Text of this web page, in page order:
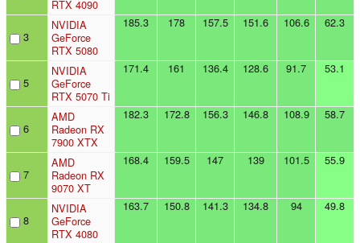
RTX 4090
3
NVIDIA
GeForce
RTX 5080
185.3 178 157.5 151.6 106.6 62.3
5
NVIDIA
GeForce
RTX 5070 Ti
171.4 161 136.4 128.6 91.7 53.1
6
AMD
Radeon RX
7900 XTX
182.3 172.8 156.3 146.8 108.9 58.7
7
AMD
Radeon RX
9070 XT
168.4 159.5 147 139 101.5 55.9
8
NVIDIA
GeForce
RTX 4080
163.7 150.8 141.3 134.8 94 49.8